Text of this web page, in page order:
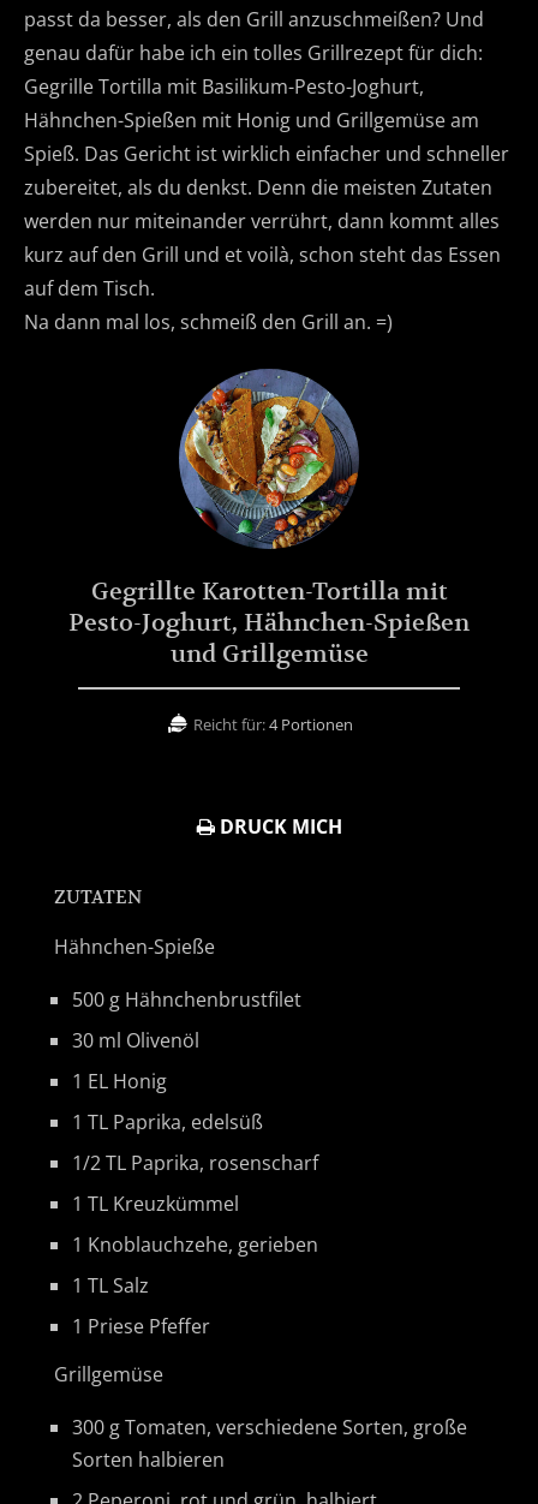
passt da besser, als den Grill anzuschmeißen? Und
genau dafür habe ich ein tolles Grillrezept für dich:
Gegrille Tortilla mit Basilikum-Pesto-Joghurt,
Hähnchen-Spießen mit Honig und Grillgemüse am
Spieß. Das Gericht ist wirklich einfacher und schneller
zubereitet, als du denkst. Denn die meisten Zutaten
werden nur miteinander verrührt, dann kommt alles
kurz auf den Grill und et voilà, schon steht das Essen
auf dem Tisch.
Na dann mal los, schmeiß den Grill an. =)
Gegrillte Karotten-Tortilla mit
Pesto-Joghurt, Hähnchen-Spießen
und Grillgemüse
Reicht für:4 Portionen
DRUCK MICH
ZUTATEN
Hähnchen-Spieße
500 g Hähnchenbrustfilet
30 ml Olivenöl
1 EL Honig
1 TL Paprika, edelsüß
1/2 TL Paprika, rosenscharf
1 TL Kreuzkümmel
1 Knoblauchzehe, gerieben
1 TL Salz
1 Priese Pfeffer
Grillgemüse
300 g Tomaten, verschiedene Sorten, große
Sorten halbieren